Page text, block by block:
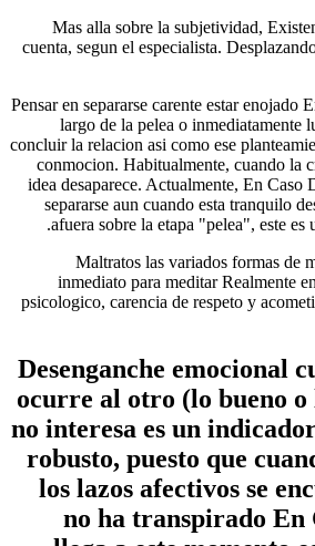
Mas alla sobre la subjetividad,
cuenta, segun el especialista.
-Pensar en separarse carente estar enojado
largo de la pelea o inmediatamente
concluir la relacion asi­ como ese
conmocion. Habitualmente, cuando la
idea desaparece. Actualmente, En Caso
separarse aun cuando esta tranquilo
afuera sobre la etapa "pelea", este es
-Maltratos las variados formas de
inmediato para meditar Realmente
psicologico, carencia de respeto y
-Desenganche emocional
ocurre al otro (lo bueno o
no interesa es un
robusto, puesto que
los lazos afectivos se
no ha transpirado En